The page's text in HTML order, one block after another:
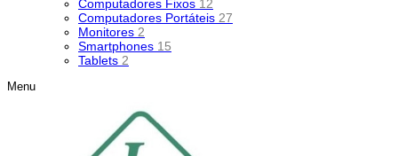
Computadores Fixos 12
Computadores Portáteis 27
Monitores 2
Smartphones 15
Tablets 2
Menu